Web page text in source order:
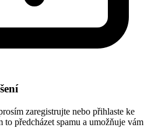
zaregistrujte nebo přihlaste ke
to předcházet spamu a umožňuje vám